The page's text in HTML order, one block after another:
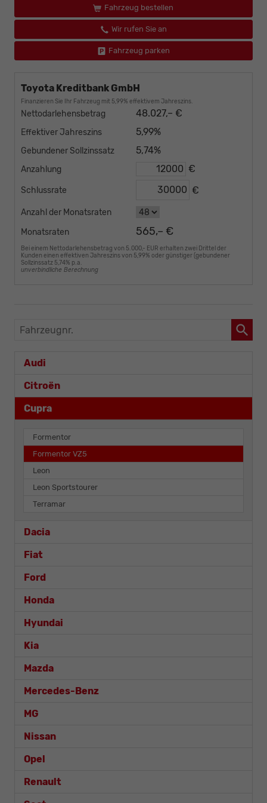
Fahrzeug bestellen
Wir rufen Sie an
Fahrzeug parken
Toyota Kreditbank GmbH
Finanzieren Sie Ihr Fahrzeug mit 5,99% effektivem Jahreszins.
Nettodarlehensbetrag 48.027,– €
Effektiver Jahreszins 5,99%
Gebundener Sollzinssatz 5,74%
Anzahlung €
Schlussrate €
Anzahl der Monatsraten
Monatsraten
565,– €
Bei einem Nettodarlehensbetrag von 5.000,- EUR erhalten zwei Drittel der
Kunden einen effektiven Jahreszins von 5,99% oder günstiger (gebundener
Sollzinssatz 5,74% p.a.
unverbindliche Berechnung
Fahrzeugnr.
Audi
Citroën
Cupra
Formentor
Formentor VZ5
Leon
Leon Sportstourer
Terramar
Dacia
Fiat
Ford
Honda
Hyundai
Kia
Mazda
Mercedes-Benz
MG
Nissan
Opel
Renault